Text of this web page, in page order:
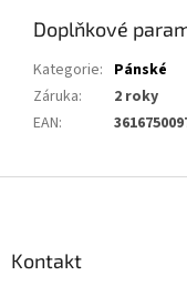
Doplňkové
Kategorie: Pánské
Záruka:
2 roky
EAN:
Kontakt